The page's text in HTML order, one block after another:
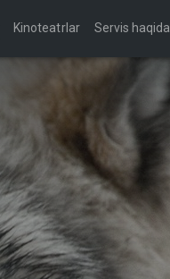
Kinoteatrlar Servis haqida